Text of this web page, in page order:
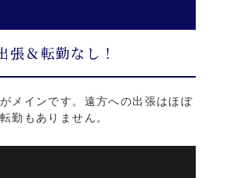
張＆転勤なし！
メインです。遠方への出張はほぼ
勤もありません。